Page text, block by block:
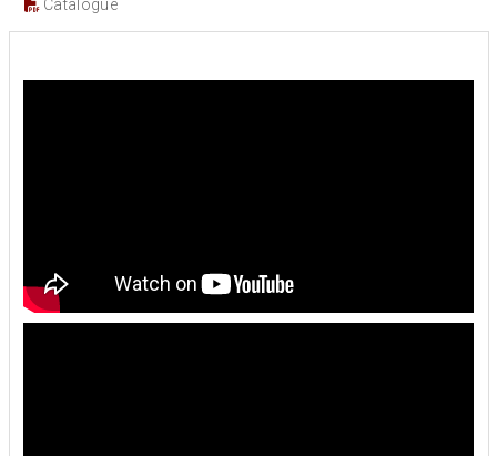
Catalogue